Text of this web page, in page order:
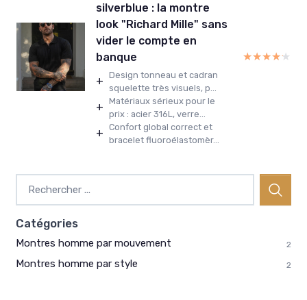
silverblue : la montre
look "Richard Mille" sans
vider le compte en
banque
+ Design tonneau et cadran
squelette très visuels, p...
+ Matériaux sérieux pour le
prix : acier 316L, verre...
+ Confort global correct et
bracelet fluoroélastomèr...
★★★★★
★★★★★
Catégories
Montres homme par mouvement 2
Montres homme par style 2